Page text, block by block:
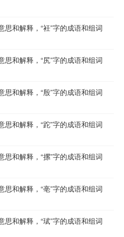
思和解释，“衽”字的成语和组词
思和解释，“尻”字的成语和组词
思和解释，“殷”字的成语和组词
思和解释，“跎”字的成语和组词
思和解释，“摞”字的成语和组词
思和解释，“亳”字的成语和组词
思和解释，“珷”字的成语和组词